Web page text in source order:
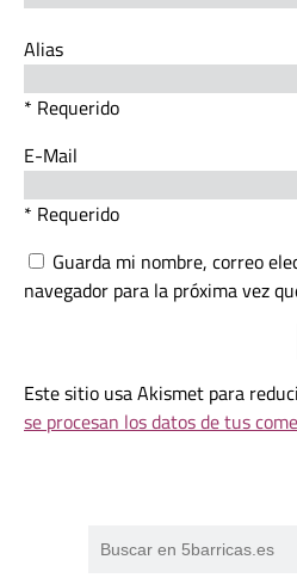
Alias
* Requerido
E-Mail
* Requerido
Guarda mi nombre, correo
navegador para la próxima vez
Este sitio usa Akismet para
se procesan los datos de tus